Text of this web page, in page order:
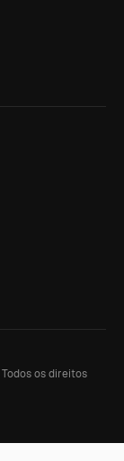
Todos os direitos